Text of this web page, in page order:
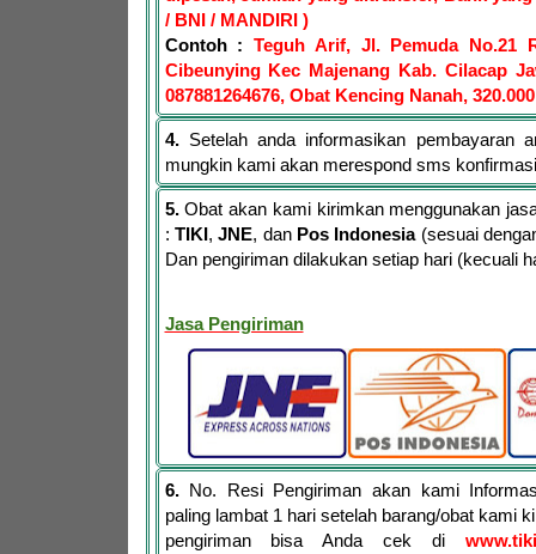
/ BNI / MANDIRI )
Contoh : Teguh Arif, Jl. Pemuda No.21
Cibeunying Kec Majenang Kab. Cilacap
087881264676, Obat Kencing Nanah,
4.Setelah anda informasikan pembayaran
mungkin kami akan merespond sms
5.Obat akan kami kirimkan menggunakan
: TIKI,JNE, dan Pos Indonesia(sesuai
Dan pengiriman dilakukan setiap hari (kecuali
Jasa Pengiriman
6.No. Resi Pengiriman akan kami
paling lambat 1 hari setelah barang/obat kami
pengiriman bisa Anda cek di